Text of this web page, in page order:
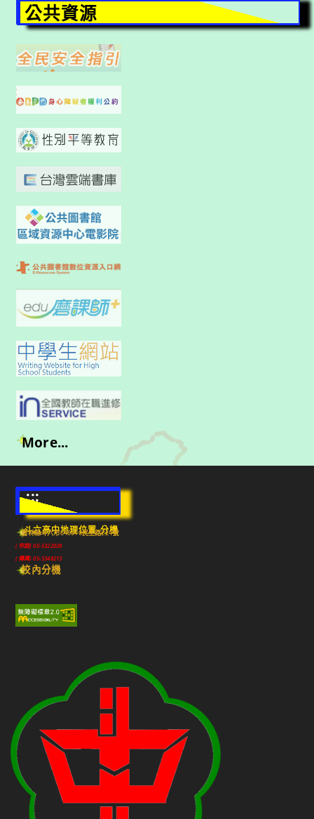
公共資源
More...
:::
斗六高中地理位置-分機
雲林縣斗六市640010民生路224號
(市話) 05-5322039
(傳真) 05-5348213
校內分機